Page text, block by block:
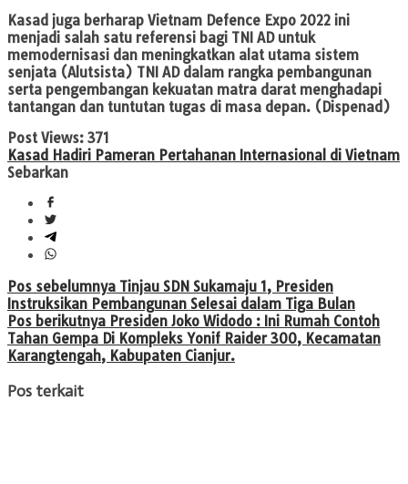
Kasad juga berharap Vietnam Defence Expo 2022 ini
menjadi salah satu referensi bagi TNI AD untuk
memodernisasi dan meningkatkan alat utama sistem
senjata (Alutsista) TNI AD dalam rangka pembangunan
serta pengembangan kekuatan matra darat menghadapi
tantangan dan tuntutan tugas di masa depan. (Dispenad)
Post Views: 371
Kasad Hadiri Pameran Pertahanan Internasional di Vietnam
Sebarkan
Navigasi
pos
Pos sebelumnya Tinjau SDN Sukamaju 1, Presiden
Instruksikan Pembangunan Selesai dalam Tiga Bulan
Pos berikutnya Presiden Joko Widodo : Ini Rumah Contoh
Tahan Gempa Di Kompleks Yonif Raider 300, Kecamatan
Karangtengah, Kabupaten Cianjur.
Pos terkait